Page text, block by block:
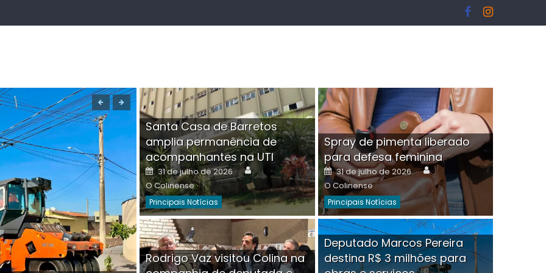
Boutique na Av. Ângelo Martins Tristão é
invadida por criminoso mascarado
Santa Casa de Barretos
amplia permanência de
acompanhantes na UTI
Posted
on
31 de julho de 2026 Author
O Colinense
Principais Notícias
Spray de pimenta liberado
para defesa feminina
Posted
on
31 de julho de 2026 Author
O Colinense
Principais Notícias
Rodrigo Vaz visitou Colina na
Deputado Marcos Pereira
destina R$ 3 milhões para